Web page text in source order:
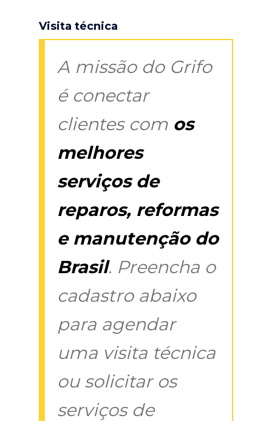
Visita técnica
A missão do Grifo
é conectar
clientes com os
melhores
serviços de
reparos, reformas
e manutenção do
Brasil. Preencha o
cadastro abaixo
para agendar
uma visita técnica
ou solicitar os
serviços de